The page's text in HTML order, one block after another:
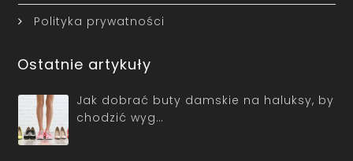
Polityka prywatności
Ostatnie artykuły
Jak dobrać buty damskie na haluksy, by
chodzić wyg…